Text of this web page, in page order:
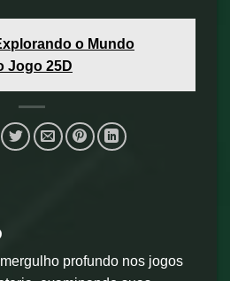
o Mundo
Jogo 25D
profundo nos jogos